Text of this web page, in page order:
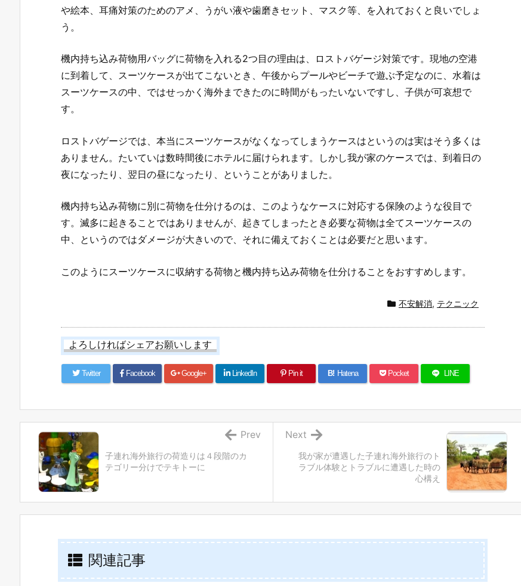
や絵本、耳痛対策のためのアメ、うがい液や歯磨きセット、マスク等、を入れておくと良いでしょ
う。
機内持ち込み荷物用バッグに荷物を入れる2つ目の理由は、ロストバゲージ対策です。現地の空港
に到着して、スーツケースが出てこないとき、午後からプールやビーチで遊ぶ予定なのに、水着は
スーツケースの中、ではせっかく海外まできたのに時間がもったいないですし、子供が可哀想で
す。
ロストバゲージでは、本当にスーツケースがなくなってしまうケースはというのは実はそう多くは
ありません。たいていは数時間後にホテルに届けられます。しかし我が家のケースでは、到着日の
夜になったり、翌日の昼になったり、ということがありました。
機内持ち込み荷物に別に荷物を仕分けるのは、このようなケースに対応する保険のような役目で
す。滅多に起きることではありませんが、起きてしまったとき必要な荷物は全てスーツケースの
中、というのではダメージが大きいので、それに備えておくことは必要だと思います。
このようにスーツケースに収納する荷物と機内持ち込み荷物を仕分けることをおすすめします。
不安解消, テクニック
よろしければシェアお願いします
Twitter Facebook Google+ LinkedIn Pin it B! Hatena Pocket LINE
我が家が遭遇した子連れ海外旅行のト
ラブル体験とトラブルに遭遇した時の
心構え
Next
子連れ海外旅行の荷造りは４段階のカ
テゴリー分けでテキトーに
Prev
関連記事